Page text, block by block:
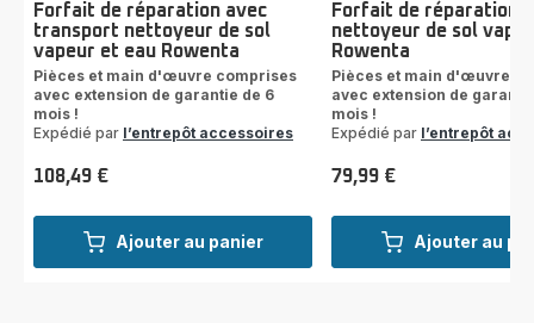
Ajouter au panier
Forfait de réparation avec
transport nettoyeur de sol
vapeur et eau Rowenta
Pièces et main d'œuvre comprises
avec extension de garantie de 6
mois !
Expédié par l’entrepôt accessoires
Prix
108,49 €
Ajouter au
Forfait de réparation
nettoyeur de sol
Rowenta
Pièces et main d'œuvre
avec extension de
mois !
Expédié par l’entrepôt
Prix
79,99 €